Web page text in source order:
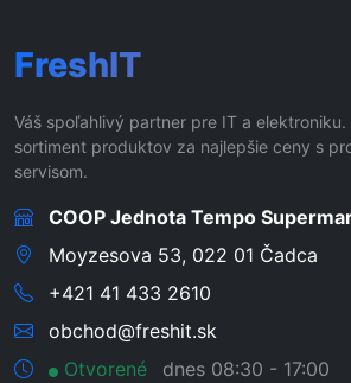
FreshIT
Váš spoľahlivý partner pre IT a elektroniku.
sortiment produktov za najlepšie ceny s
servisom.
COOP Jednota Tempo
Moyzesova 53, 022 01 Čadca
+421 41 433 2610
obchod@freshit.sk
Otvorené
dnes 08:30 - 17:00